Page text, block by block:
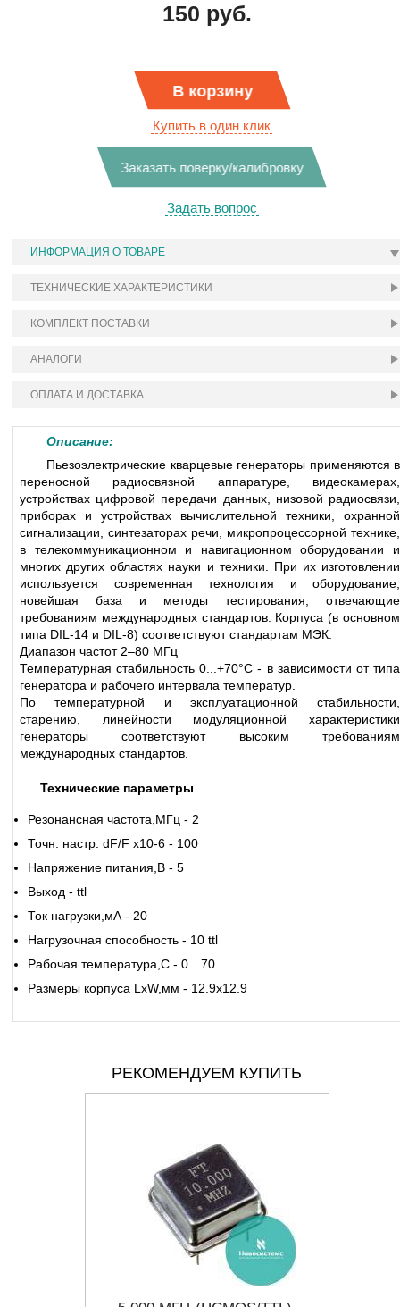
150 руб.
В корзину
Купить в один клик
Заказать поверку/калибровку
Задать вопрос
ИНФОРМАЦИЯ О ТОВАРЕ
ТЕХНИЧЕСКИЕ ХАРАКТЕРИСТИКИ
КОМПЛЕКТ ПОСТАВКИ
АНАЛОГИ
ОПЛАТА И ДОСТАВКА
Описание:
Пьезоэлектрические кварцевые генераторы применяются в
переносной радиосвязной аппаратуре, видеокамерах,
устройствах цифровой передачи данных, низовой радиосвязи,
приборах и устройствах вычислительной техники, охранной
сигнализации, синтезаторах речи, микропроцессорной технике,
в телекоммуникационном и навигационном оборудовании и
многих других областях науки и техники. При их изготовлении
используется современная технология и оборудование,
новейшая база и методы тестирования, отвечающие
требованиям международных стандартов. Корпуса (в основном
типа DIL-14 и DIL-8) соответствуют стандартам МЭК.
Диапазон частот 2–80 МГц
Температурная стабильность 0...+70°С - в зависимости от типа
генератора и рабочего интервала температур.
По температурной и эксплуатационной стабильности,
старению, линейности модуляционной характеристики
генераторы соответствуют высоким требованиям
международных стандартов.
Технические параметры
Резонансная частота,МГц - 2
Точн. настр. dF/F х10-6 - 100
Напряжение питания,В - 5
Выход - ttl
Ток нагрузки,мА - 20
Нагрузочная способность - 10 ttl
Рабочая температура,С - 0…70
Размеры корпуса LхW,мм - 12.9x12.9
РЕКОМЕНДУЕМ КУПИТЬ